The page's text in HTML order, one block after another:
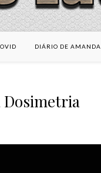
DIÁRIO DE AMANDA
Dosimetria